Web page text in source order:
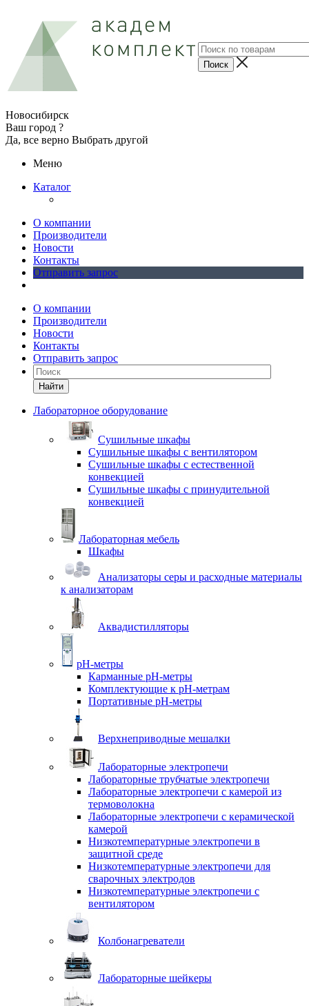
Новосибирск
Ваш город ?
Да, все верно Выбрать другой
Меню
Каталог
О компании
Производители
Новости
Контакты
Отправить запрос
О компании
Производители
Новости
Контакты
Отправить запрос
Найти
Лабораторное оборудование
Cушильные шкафы
Сушильные шкафы с вентилятором
Сушильные шкафы с естественной
конвекцией
Сушильные шкафы с принудительной
конвекцией
Лабораторная мебель
Шкафы
Анализаторы серы и расходные материалы
к анализаторам
Аквадистилляторы
pH-метры
Карманные pH-метры
Комплектующие к pH-метрам
Портативные pH-метры
Верхнеприводные мешалки
Лабораторные электропечи
Лабораторные трубчатые электропечи
Лабораторные электропечи с камерой из
термоволокна
Лабораторные электропечи с керамической
камерой
Низкотемпературные электропечи в
защитной среде
Низкотемпературные электропечи для
cварочных электродов
Низкотемпературные электропечи с
вентилятором
Колбонагреватели
Лабораторные шейкеры